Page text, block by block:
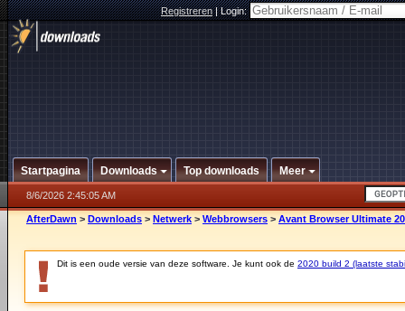
Registreren|Login:
Startpagina Downloads Top downloads Meer
8/6/2026 2:45:05 AM
AfterDawn > Downloads > Netwerk > Webbrowsers > Avant Browser Ultimate
Dit is een oude versie van deze software. Je kunt ook de 2020 build 2 (laatste